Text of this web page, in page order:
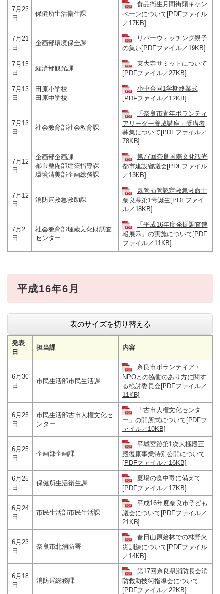
7月23
日
保健所生活衛生課
食品衛生月間街頭キャン
ペーンについて[PDFファイル
／17KB]
7月21
日
企画部環境保全課
リバーウォッチング親子
の集い[PDFファイル／19KB]
7月15
日
経済部観光課
東大寺サミットについて
[PDFファイル／27KB]
7月13
日
田原小学校
田原中学校
小中合同1学期終業式
[PDFファイル／12KB]
7月13
日
社会教育部社会教育課
「奈良市青年ボランティ
アリーダー養成講座」受講者
募集について[PDFファイル／
78KB]
7月12
日
企画部企画課
都市整備部建築指導課
環境清美部企画総務課
第77回奈良国際文化観光
都市建設審議会[PDFファイル
／13KB]
7月12
日
消防局救急救助課
気管挿管認定救急救命士
奈良県第1号誕生[PDFファイ
ル／18KB]
7月2
日
社会教育部埋蔵文化財調査
センター
「平成16年度発掘調査速
報展示」の実施について[PDF
ファイル／11KB]
平成16年6月
表のサイズを切り替える
発表
日
担当課 内容
6月30
日
市民生活部市民生活課
奈良市ボランティア・
NPOとの協働のあり方に関す
る検討委員会[PDFファイル／
11KB]
6月25
日
市民生活部古市人権文化セ
ンター
「古市人権文化センタ
ー」の開所式について[PDFフ
ァイル／19KB]
6月25
日
企画部企画課
平城宮跡第1次大極殿正
殿復原事業特別公開について
[PDFファイル／16KB]
6月25
日
保健所生活衛生課
夏場の食中毒に備えて
[PDFファイル／17KB]
6月24
日
市民生活部市民生活課
平成16年度奈良市子ども
議会について[PDFファイル／
21KB]
6月23
日
奈良市北消防署
春日山原始林での林野火
災訓練について[PDFファイル
／14KB]
6月18
日
消防局総務課
第17回奈良県消防長会消
防救助技術指導会について
[PDFファイル／22KB]